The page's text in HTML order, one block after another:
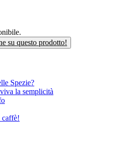
su questo prodotto!
Spezie?
la semplicità
caffè!